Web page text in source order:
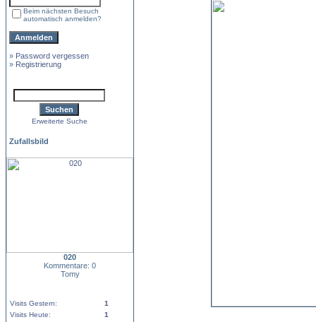
Beim nächsten Besuch
automatisch anmelden?
» Password vergessen
» Registrierung
Erweiterte Suche
Zufallsbild
020
Kommentare: 0
Tomy
Visits Gestern:
1
Visits Heute:
1